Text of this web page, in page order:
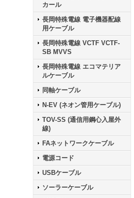
カール
長岡特殊電線 電子機器配線
用ケーブル
長岡特殊電線 VCTF VCTF-
SB MVVS
長岡特殊電線 エコマテリア
ルケーブル
同軸ケーブル
N-EV (ネオン管用ケーブル)
TOV-SS (通信用鋼心入屋外
線)
FAネットワークケーブル
電源コード
USBケーブル
ソーラーケーブル